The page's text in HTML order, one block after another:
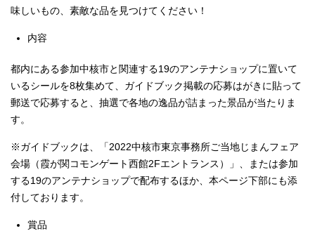
味しいもの、素敵な品を見つけてください！
内容
都内にある参加中核市と関連する19のアンテナショップに置いて
いるシールを8枚集めて、ガイドブック掲載の応募はがきに貼って
郵送で応募すると、抽選で各地の逸品が詰まった景品が当たりま
す。
※ガイドブックは、「2022中核市東京事務所ご当地じまんフェア
会場（霞が関コモンゲート西館2Fエントランス）」、または参加
する19のアンテナショップで配布するほか、本ページ下部にも添
付しております。
賞品